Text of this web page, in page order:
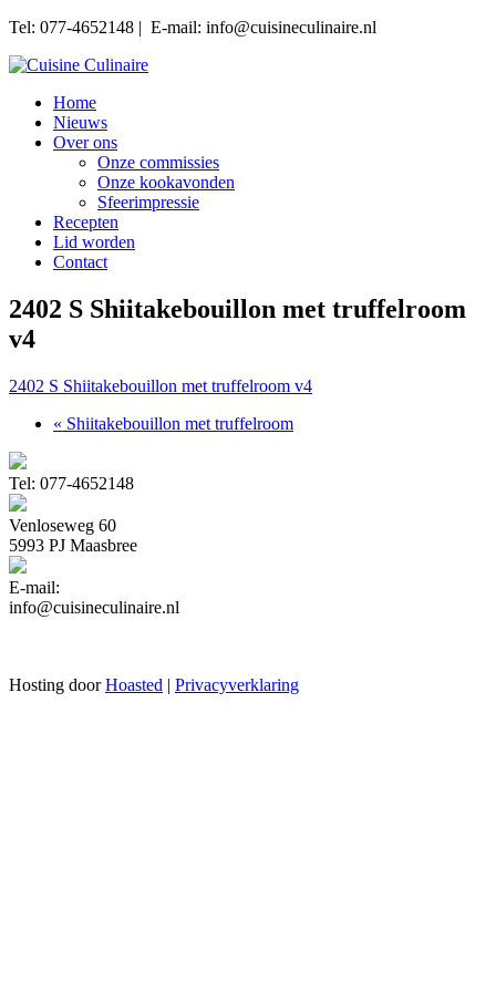
Tel: 077-4652148 | E-mail: info@cuisineculinaire.nl
Home
Nieuws
Over ons
Onze commissies
Onze kookavonden
Sfeerimpressie
Recepten
Lid worden
Contact
2402 S Shiitakebouillon met truffelroom
v4
2402 S Shiitakebouillon met truffelroom v4
« Shiitakebouillon met truffelroom
Tel: 077-4652148
Venloseweg 60
5993 PJ Maasbree
E-mail:
info@cuisineculinaire.nl
Hosting doorHoasted | Privacyverklaring